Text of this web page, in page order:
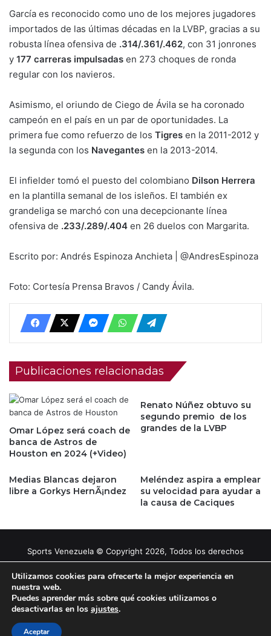
García es reconocido como uno de los mejores jugadores
importados de las últimas décadas en la LVBP, gracias a su
robusta línea ofensiva de .314/.361/.462, con 31 jonrones
y 177 carreras impulsadas en 273 choques de ronda
regular con los navieros.
Asimismo, el oriundo de Ciego de Ávila se ha coronado
campeón en el país en un par de oportunidades. La
primera fue como refuerzo de los Tigres en la 2011-2012 y
la segunda con los Navegantes en la 2013-2014.
El infielder tomó el puesto del colombiano Dilson Herrera
en la plantilla semanal de los isleños. El también ex
grandeliga se marchó con una decepcionante línea
ofensiva de .233/.289/.404 en 26 duelos con Margarita.
Escrito por: Andrés Espinoza Anchieta | @AndresEspinoza
Foto: Cortesía Prensa Bravos / Candy Ávila.
Publicaciones relacionadas
Omar López será coach de
banca de Astros de
Houston en 2024 (+Video)
Renato Núñez obtuvo su
segundo premio de los
grandes de la LVBP
Medias Blancas dejaron
libre a Gorkys HernÃ¡ndez
Meléndez aspira a emplear
su velocidad para ayudar a
la causa de Caciques
Sports Venezuela © Copyright 2026, Todos los derechos
Facebook
X YouTubeInstagram
Utilizamos cookies para ofrecerte la mejor experiencia en
nuestra web.
Puedes aprender más sobre qué cookies utilizamos o
desactivarlas en los ajustes.
Aceptar